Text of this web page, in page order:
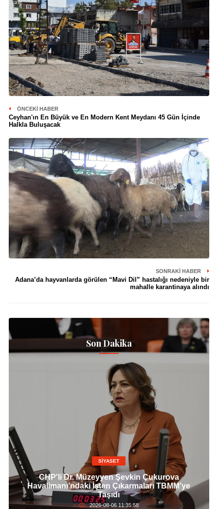
ÖNCEKI HABER
Ceyhan'ın En Büyük ve En Modern Kent Meydanı 45 Gün İçinde
Halkla Buluşacak
SONRAKI HABER
Adana’da hayvanlarda görülen “Mavi Dil” hastalığı nedeniyle bir
mahalle karantinaya alındı
Son Dakika
SİYASET
CHP'li Dr. Müzeyyen Şevkin Çukurova
Havalimanı’ndaki İşten Çıkarmaları TBMM’ye
Taşıdı
2026-08-06 11:35:58